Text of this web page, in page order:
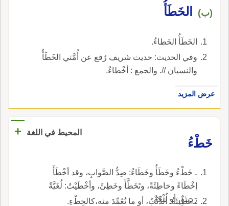
(ب) الخَطَأُ
الخَطَأُ الخَطاءُ.
وفي الحديث: حديث شريف رُفع عن أُمَّتي الخَطَأُ
والنسيان //. والجمع : أخْطاءٌ.
عرض المزيد
المحيط في اللغة
+
خَطْءُ
ـ خَطْءُ وخَطَأُ وخَطَاءُ: ضِدُّ الصَّوابِ، وقد أخْطَأَ
إخْطَاءً وخاطِئَةً، وتَخَطَّأَ وخَطِئَ، وأخْطَيْتُ: لُغَيَّةٌ
رَدِيئَةٌ، أو لُثْغَةٌ.
ـ خَطِيئَةُ: الذَّنْبُ، أو ما تُعُمِّدَ منه،كالخِطْءِ.